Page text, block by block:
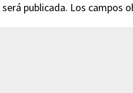
publicada. Los campos